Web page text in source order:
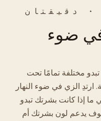
· دقيقتان
في ضوء
مختلفة تمامًا تحت
ارتدِ الزي في ضوء النهار
ما إذا كانت بشرتك تبدو
يدعم لون بشرتك أم